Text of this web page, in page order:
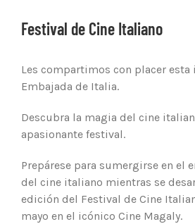
Festival de Cine Italiano
Les compartimos con placer esta
Embajada de Italia.
Descubra la magia del cine
apasionante festival.
Prepárese para sumergirse en el
del cine italiano mientras se
edición del Festival de Cine
mayo en el icónico Cine Magaly.